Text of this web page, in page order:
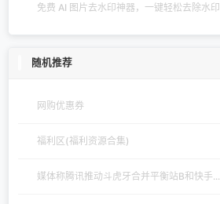
免费 AI 图片去水印神器，一键轻松去除水印
随机推荐
网购优惠券
福利区(福利资源合集)
媒体称腾讯推动斗虎牙合并平衡站B和快手...